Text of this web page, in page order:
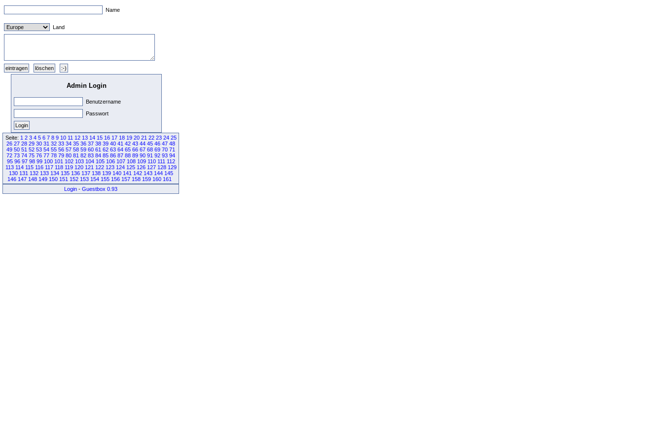
Name
Land
Admin Login
Benutzername
Passwort
Seite: 1 2 3 4 5 6 7 8 9 10 11 12 13 14 15 16 17 18 19 20 21 22 23 24 25
26 27 28 29 30 31 32 33 34 35 36 37 38 39 40 41 42 43 44 45 46 47 48
49 50 51 52 53 54 55 56 57 58 59 60 61 62 63 64 65 66 67 68 69 70 71
72 73 74 75 76 77 78 79 80 81 82 83 84 85 86 87 88 89 90 91 92 93 94
95 96 97 98 99 100 101 102 103 104 105 106 107 108 109 110 111 112
113 114 115 116 117 118 119 120 121 122 123 124 125 126 127 128 129
130 131 132 133 134 135 136 137 138 139 140 141 142 143 144 145
146 147 148 149 150 151 152 153 154 155 156 157 158 159 160 161
Login - Guestbox 0.93